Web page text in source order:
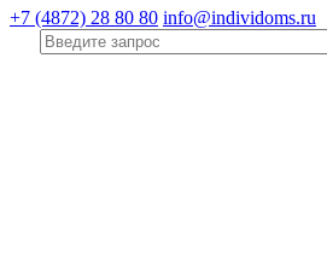
+7 (4872) 28 80 80 info@individoms.ru